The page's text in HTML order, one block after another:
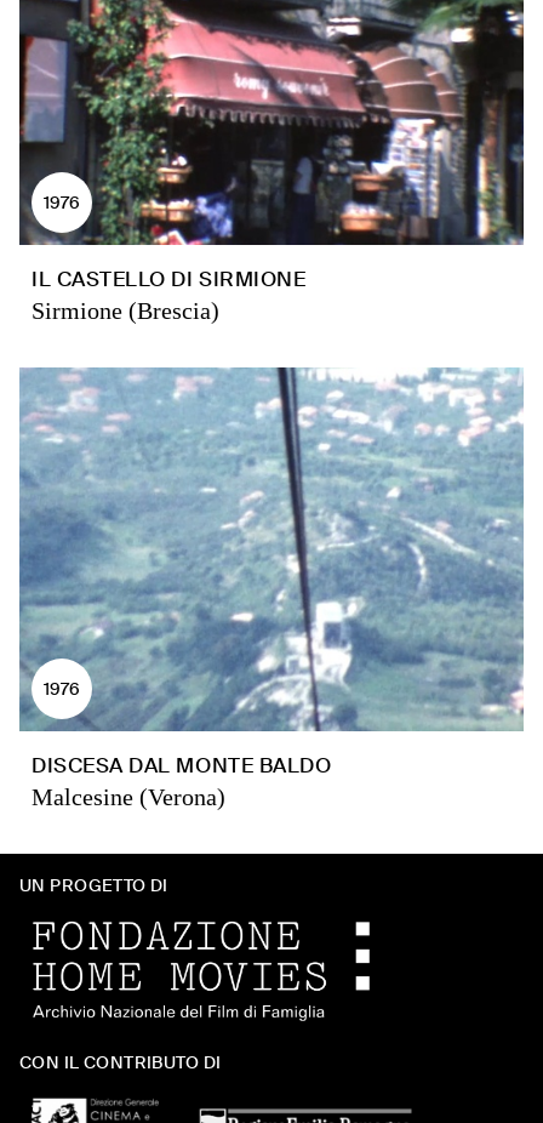
1976
IL CASTELLO DI SIRMIONE
Sirmione (Brescia)
1976
DISCESA DAL MONTE BALDO
Malcesine (Verona)
UN PROGETTO DI
CON IL CONTRIBUTO DI